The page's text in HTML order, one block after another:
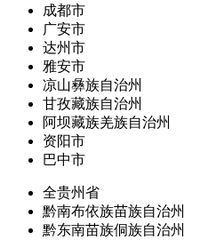
成都市
广安市
达州市
雅安市
凉山彝族自治州
甘孜藏族自治州
阿坝藏族羌族自治州
资阳市
巴中市
全贵州省
黔南布依族苗族自治州
黔东南苗族侗族自治州